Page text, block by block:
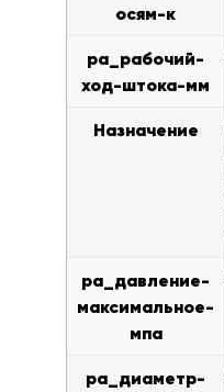
осям-к
pa_рабочий-
ход-штока-мм
Назначение
pa_давление-
максимальное-
мпа
pa_диаметр-